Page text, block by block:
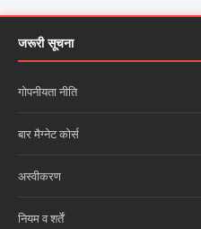
जरूरी सूचना
गोपनीयता नीति
बार मैग्नेट कोर्स
अस्वीकरण
नियम व शर्तें